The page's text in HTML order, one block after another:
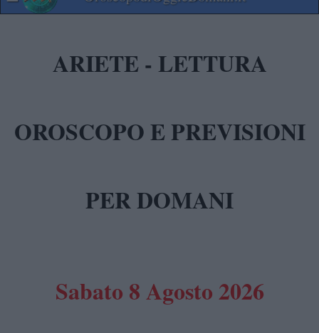
ARIETE - LETTURA
OROSCOPO E PREVISIONI
PER DOMANI
Sabato 8 Agosto 2026